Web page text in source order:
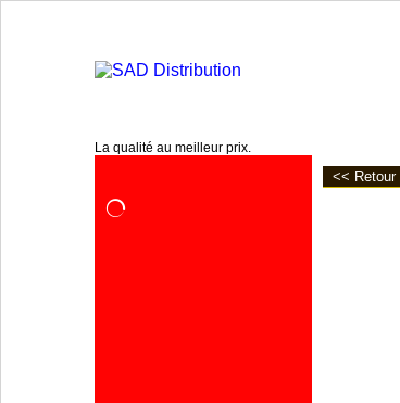
La qualité au meilleur prix.
<< Retour